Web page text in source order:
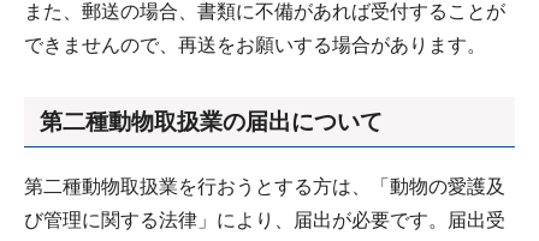
また、郵送の場合、書類に不備があれば受付することが
できませんので、再送をお願いする場合があります。
第二種動物取扱業の届出について
第二種動物取扱業を行おうとする方は、「動物の愛護及
び管理に関する法律」により、届出が必要です。届出受